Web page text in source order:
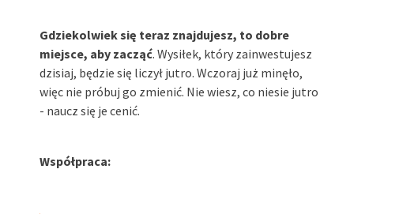
Gdziekolwiek się teraz znajdujesz, to dobre
miejsce, aby zacząć. Wysiłek, który zainwestujesz
dzisiaj, będzie się liczył jutro. Wczoraj już minęło,
więc nie próbuj go zmienić. Nie wiesz, co niesie jutro
- naucz się je cenić.
Współpraca: